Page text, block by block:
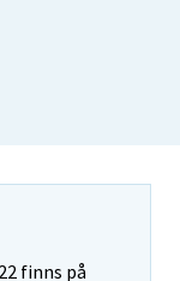
finns på